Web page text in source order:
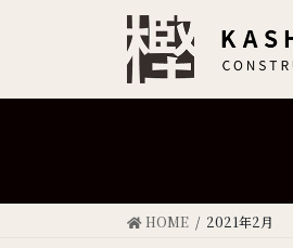
HOME 2021年2月